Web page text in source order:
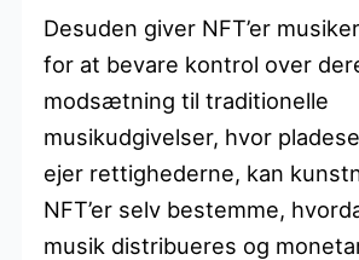
Desuden giver NFT’er
for at bevare kontrol over
modsætning til traditionelle
musikudgivelser, hvor
ejer rettighederne, kan
NFT’er selv bestemme,
musik distribueres og